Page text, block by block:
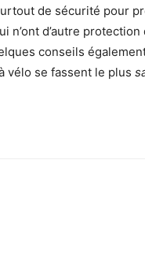
de sécurité pour
n’ont d’autre
conseils
vélo se fassent le plus